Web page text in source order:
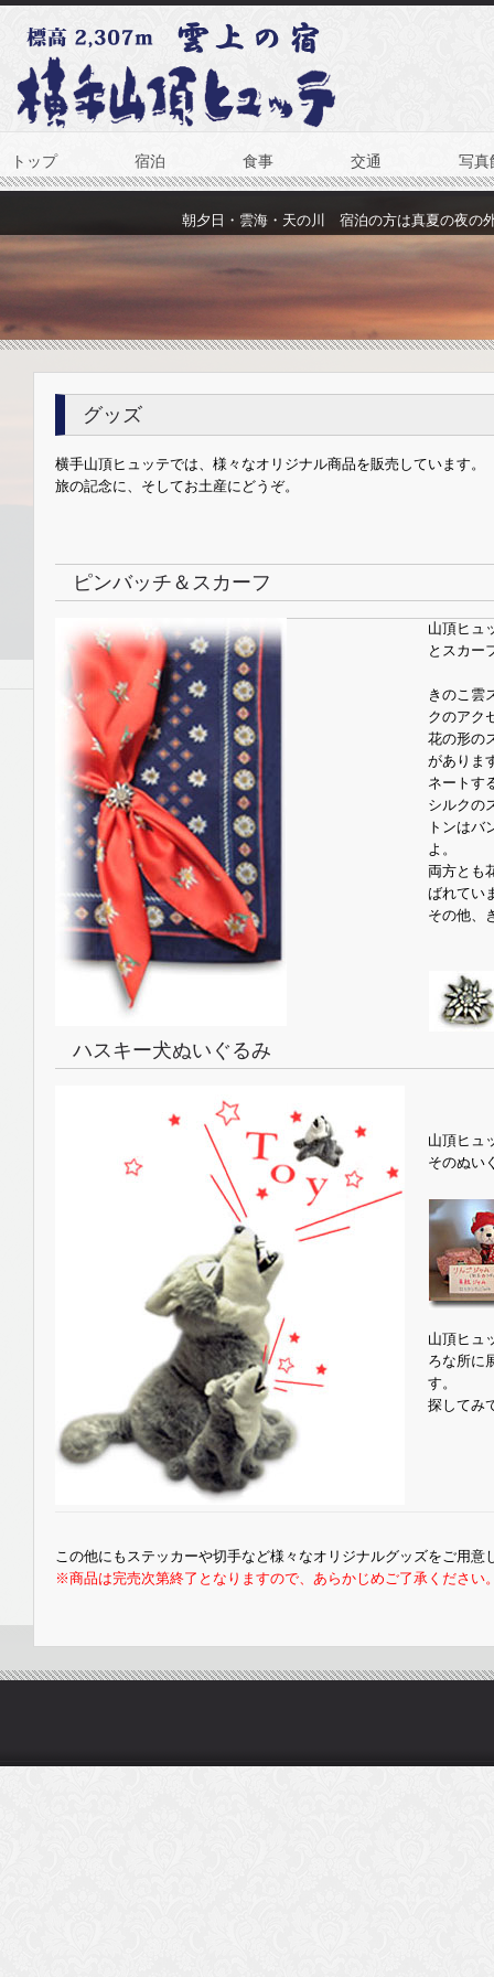
トップ 宿泊 食事 交通 写真
朝夕日・雲海・天の川 宿泊の方は真夏の夜の
グッズ
横手山頂ヒュッテでは、様々なオリジナル商品を販売しています。
旅の記念に、そしてお土産にどうぞ。
ピンバッチ＆スカーフ
山頂ヒュ
とスカー
きのこ雲
クのアク
花の形の
がありま
ネートす
シルクの
トンはバ
よ。
両方とも
ばれてい
その他、
ハスキー犬ぬいぐるみ
山頂ヒュ
そのぬい
山頂ヒュ
ろな所に
す。
探してみ
この他にもステッカーや切手など様々なオリジナルグッズをご用意
※商品は完売次第終了となりますので、あらかじめご了承ください